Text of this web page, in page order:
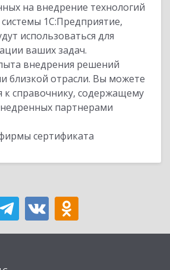
на внедрение технологий
1С:Предприятие,
использоваться для
ваших задач.
внедрения решений
близкой отрасли. Вы можете
к справочнику, содержащему
партнерами
сертификата